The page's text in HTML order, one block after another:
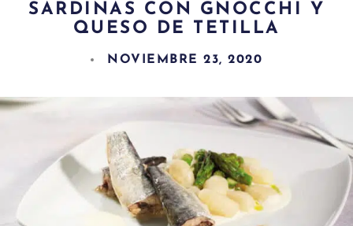
SARDINAS CON GNOCCHI Y
QUESO DE TETILLA
NOVIEMBRE 23, 2020